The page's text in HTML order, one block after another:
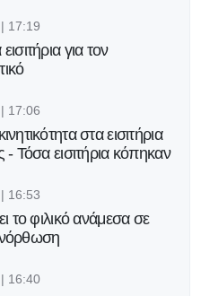
17:19
για τον
17:06
στα εισιτήρια
- Τόσα εισιτήρια κόπηκαν
16:53
το φιλικό ανάμεσα σε
16:40